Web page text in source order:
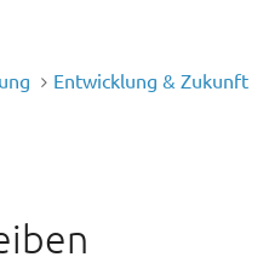
Entwicklung & Zukunft